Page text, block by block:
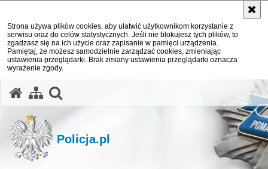
Strona używa plików cookies, aby ułatwić użytkownikom korzystanie z
serwisu oraz do celów statystycznych. Jeśli nie blokujesz tych plików, to
zgadzasz się na ich użycie oraz zapisanie w pamięci urządzenia.
Pamiętaj, że możesz samodzielnie zarządzać cookies, zmieniając
ustawienia przeglądarki. Brak zmiany ustawienia przeglądarki oznacza
wyrażenie zgody.
Policja.pl